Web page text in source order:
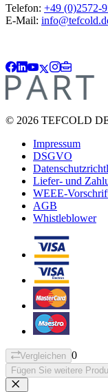
Telefon: +49 (0)2572-
E-Mail:
© 2026 TEFCOLD
Impressum
DSGVO
Liefer- und
WEEE-
AGB
Whistleblower
Vergleichen 0
Fügen Sie weitere